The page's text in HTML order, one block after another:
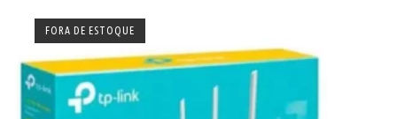
FORA DE ESTOQUE